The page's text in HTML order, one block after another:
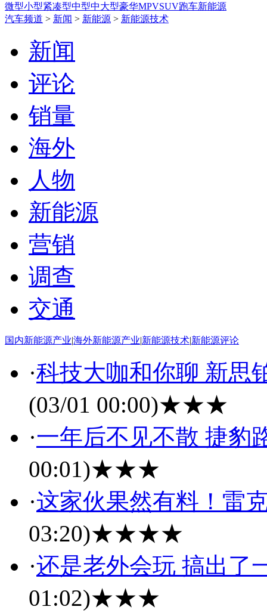
微型小型紧凑型中型中大型豪华MPVSUV跑车新能源
汽车频道 > 新闻 > 新能源 > 新能源技术
新闻
评论
销量
海外
人物
新能源
营销
调查
交通
国内新能源产业|海外新能源产业|新能源技术|新能源评论
·科技大咖和你聊 新思
(03/01 00:00)★★★
·一年后不见不散 捷豹
00:01)★★★
·这家伙果然有料！雷
03:20)★★★★
·还是老外会玩 搞出了
01:02)★★★